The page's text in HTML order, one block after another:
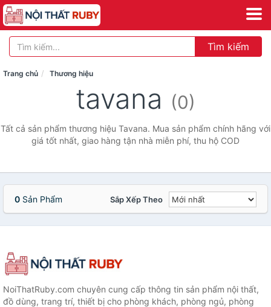
Tìm kiếm
Trang chủ Thương hiệu
tavana (0)
Tất cả sản phẩm thương hiệu Tavana. Mua sản phẩm chính hãng với
giá tốt nhất, giao hàng tận nhà miễn phí, thu hộ COD
0 Sản Phẩm Sắp Xếp Theo
NoiThatRuby.com chuyên cung cấp thông tin sản phẩm nội thất,
đồ dùng, trang trí, thiết bị cho phòng khách, phòng ngủ, phòng